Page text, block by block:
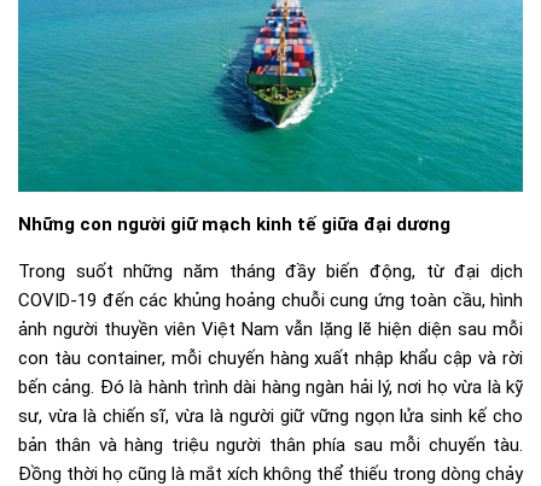
Những con người giữmạch kinh tế giữa đại dương
Trong suốt những năm tháng đầy biến động, từ đại dịch
COVID-19 đến các khủng hoảng chuỗi cung ứng toàn cầu, hình
ảnh người thuyền viên Việt Nam vẫn lặng lẽ hiện diện sau mỗi
con tàu container, mỗi chuyến hàng xuất nhập khẩu cập và rời
bến cảng. Đó là hành trình dài hàng ngàn hải lý, nơi họ vừa là kỹ
sư, vừa là chiến sĩ, vừa là người giữ vững ngọn lửa sinh kế cho
bản thân và hàng triệu người thân phía sau mỗi chuyến tàu.
Đồng thời họ cũng là mắt xích không thể thiếu trong dòng chảy